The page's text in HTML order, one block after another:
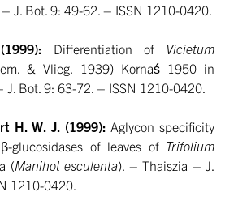
J. Bot. 9: 49-62. – ISSN 1210-0420.
Differentiation of Vicietum
& Vlieg. 1939) Kornaś 1950 in
J. Bot. 9: 63-72. – ISSN 1210-0420.
H. W. J. (1999): Aglycon specificity
glucosidases of leaves of Trifolium
(Manihot esculenta). – Thaiszia – J.
1210-0420.